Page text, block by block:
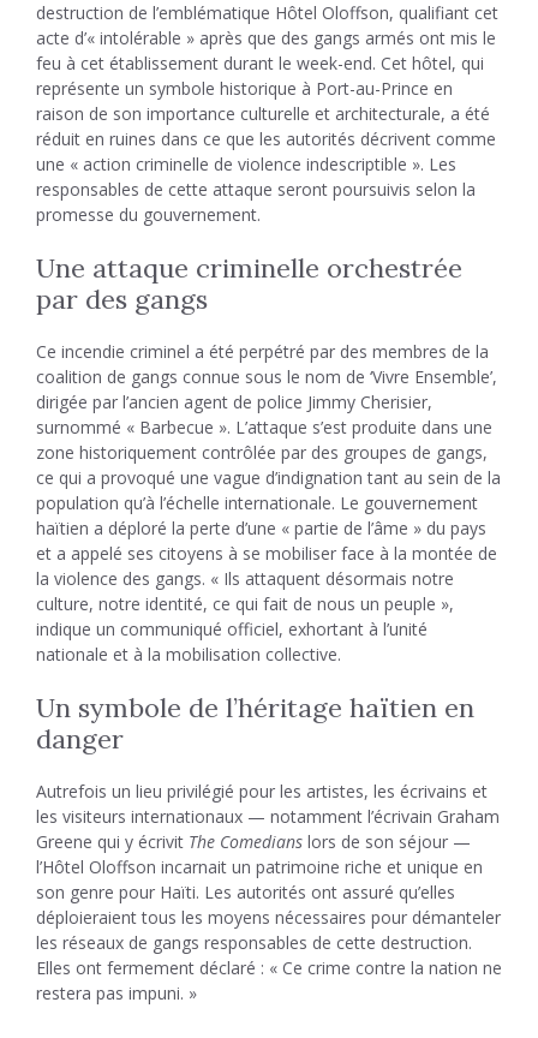
destruction de l’emblématique Hôtel Oloffson, qualifiant cet
acte d’« intolérable » après que des gangs armés ont mis le
feu à cet établissement durant le week-end. Cet hôtel, qui
représente un symbole historique à Port-au-Prince en
raison de son importance culturelle et architecturale, a été
réduit en ruines dans ce que les autorités décrivent comme
une « action criminelle de violence indescriptible ». Les
responsables de cette attaque seront poursuivis selon la
promesse du gouvernement.
Une attaque criminelle orchestrée
par des gangs
Ce incendie criminel a été perpétré par des membres de la
coalition de gangs connue sous le nom de ‘Vivre Ensemble’,
dirigée par l’ancien agent de police Jimmy Cherisier,
surnommé « Barbecue ». L’attaque s’est produite dans une
zone historiquement contrôlée par des groupes de gangs,
ce qui a provoqué une vague d’indignation tant au sein de la
population qu’à l’échelle internationale. Le gouvernement
haïtien a déploré la perte d’une « partie de l’âme » du pays
et a appelé ses citoyens à se mobiliser face à la montée de
la violence des gangs. « Ils attaquent désormais notre
culture, notre identité, ce qui fait de nous un peuple »,
indique un communiqué officiel, exhortant à l’unité
nationale et à la mobilisation collective.
Un symbole de l’héritage haïtien en
danger
Autrefois un lieu privilégié pour les artistes, les écrivains et
les visiteurs internationaux — notamment l’écrivain Graham
Greene qui y écrivit The Comedians lors de son séjour —
l’Hôtel Oloffson incarnait un patrimoine riche et unique en
son genre pour Haïti. Les autorités ont assuré qu’elles
déploieraient tous les moyens nécessaires pour démanteler
les réseaux de gangs responsables de cette destruction.
Elles ont fermement déclaré : « Ce crime contre la nation ne
restera pas impuni. »